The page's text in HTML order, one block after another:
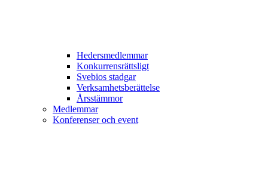
Hedersmedlemmar
Konkurrensrättsligt
Svebios stadgar
Verksamhetsberättelse
Årsstämmor
Medlemmar
Konferenser och event